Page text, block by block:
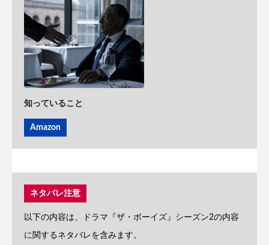
知っていること
Amazon
ネタバレ注意
以下の内容は、ドラマ『ザ・ボーイズ』シーズン2の内容
に関するネタバレを含みます。